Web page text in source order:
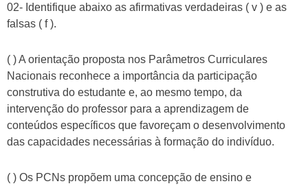
02- Identifique abaixo as afirmativas verdadeiras ( v ) e as
falsas ( f ).
( ) A orientação proposta nos Parâmetros Curriculares
Nacionais reconhece a importância da participação
construtiva do estudante e, ao mesmo tempo, da
intervenção do professor para a aprendizagem de
conteúdos específicos que favoreçam o desenvolvimento
das capacidades necessárias à formação do indivíduo.
( ) Os PCNs propõem uma concepção de ensino e